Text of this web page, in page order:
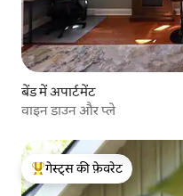
बेंड में अपार्टमेंट
वाइन डाउन और प्ले
गेस्ट्स का टॉप फ़ेवरेट
गेस्ट्स की फ़ेवरेट